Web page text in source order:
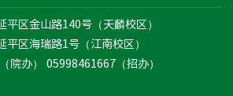
平区金山路140号（天麟校区）
平区海瑞路1号（江南校区）
院办） 05998461667（招办）